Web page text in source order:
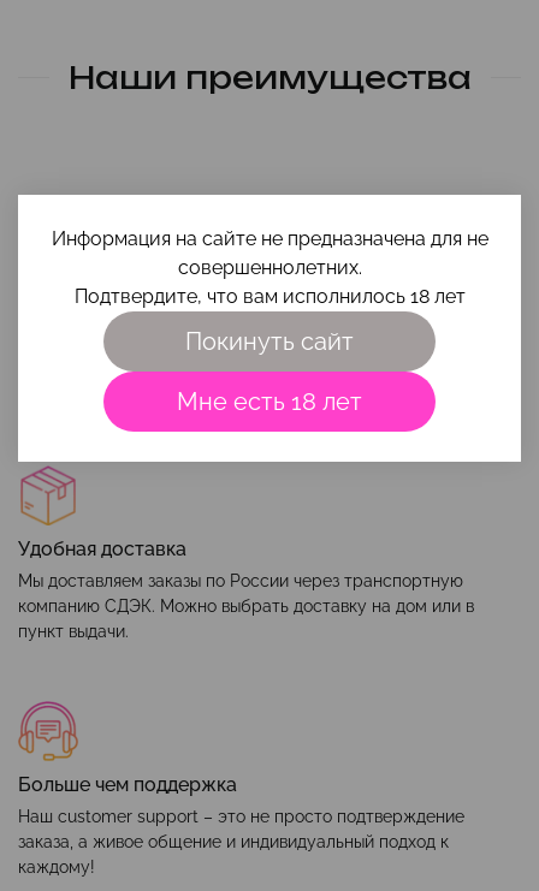
Наши преимущества
Помощь в выборе
Чтобы игрушка и интимная косметика вам максимально
подошли, приходи наконсультациюили напиши свой вопрос
smehigrehsexshop@gmail.com.
Удобная доставка
Мы доставляем заказы по России через транспортную
компанию СДЭК. Можно выбрать доставку на дом или в
пункт выдачи.
Больше чем поддержка
Наш customer support – это не просто подтверждение
заказа, а живое общение и индивидуальный подход к
каждому!
Информация на сайте не предназначена для не
совершеннолетних.
Подтвердите, что вам исполнилось 18 лет
Покинуть сайт
Мне есть 18 лет